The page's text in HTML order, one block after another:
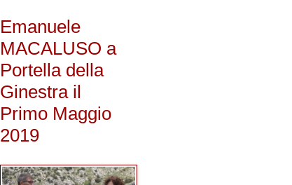
Emanuele
MACALUSO a
Portella della
Ginestra il
Primo Maggio
2019